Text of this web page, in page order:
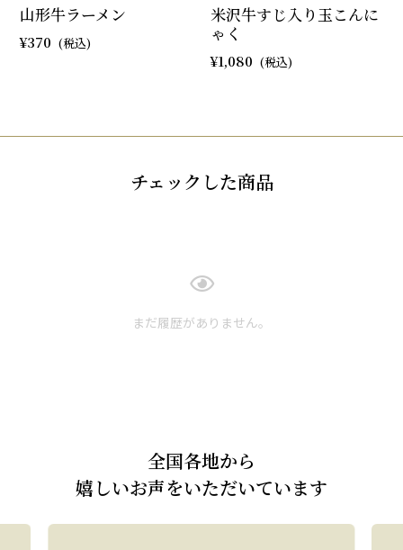
山形牛ラーメン
370
米沢牛すじ入り玉こんに
ゃく
1,080
チェックした商品
まだ履歴がありません。
全国各地から
嬉しいお声をいただいています